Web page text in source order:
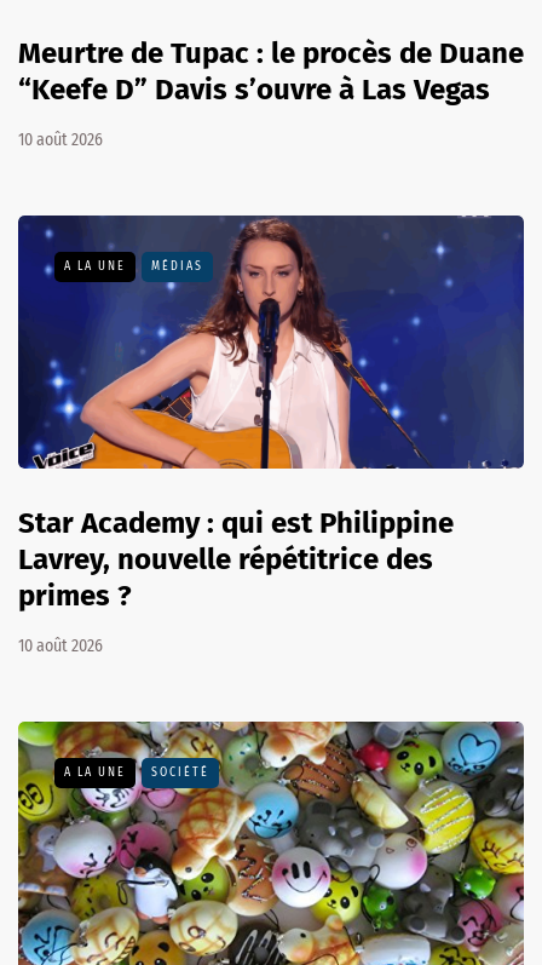
Meurtre de Tupac : le procès de Duane
“Keefe D” Davis s’ouvre à Las Vegas
10 août 2026
A LA UNE MÉDIAS
Star Academy : qui est Philippine
Lavrey, nouvelle répétitrice des
primes ?
10 août 2026
A LA UNE SOCIÉTÉ